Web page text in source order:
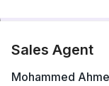
Sales Agent
Mohammed